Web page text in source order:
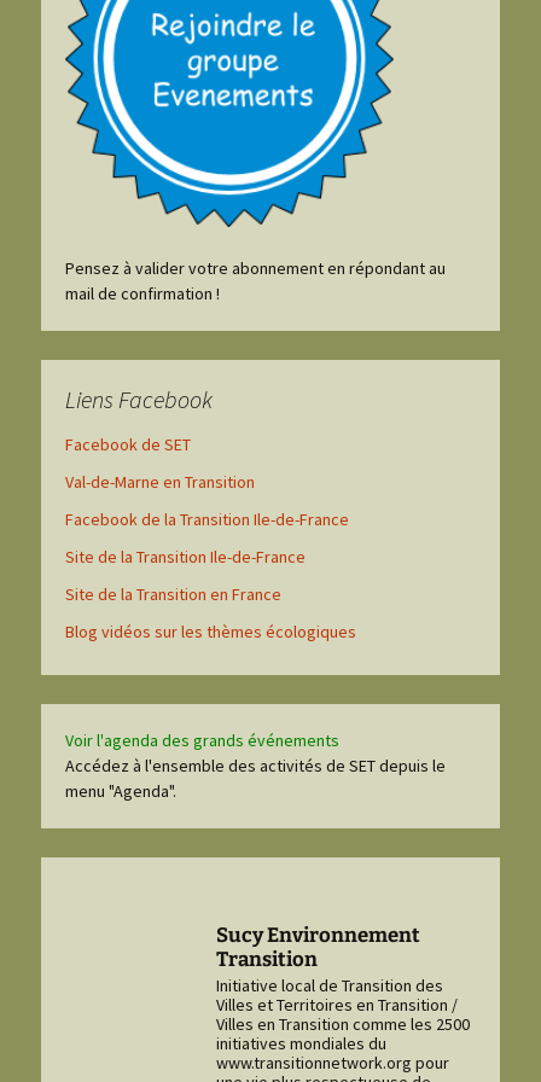
Pensez à valider votre abonnement en répondant au
mail de confirmation !
Liens Facebook
Facebook de SET
Val-de-Marne en Transition
Facebook de la Transition Ile-de-France
Site de la Transition Ile-de-France
Site de la Transition en France
Blog vidéos sur les thèmes écologiques
Voir l'agenda des grands événements
Accédez à l'ensemble des activités de SET depuis le
menu "Agenda".
Sucy Environnement
Transition
Initiative local de Transition des
Villes et Territoires en Transition /
Villes en Transition comme les 2500
initiatives mondiales du
www.transitionnetwork.org pour